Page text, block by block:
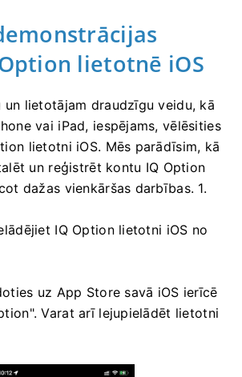
lietotnē iOS
lietotājam draudzīgu veidu, kā
vai iPad, iespējams, vēlēsities
lietotni iOS. Mēs parādīsim, kā
un reģistrēt kontu IQ Option
dažas vienkāršas darbības. 1.
IQ Option lietotni iOS no
uz App Store savā iOS ierīcē
Varat arī lejupielādēt lietotni